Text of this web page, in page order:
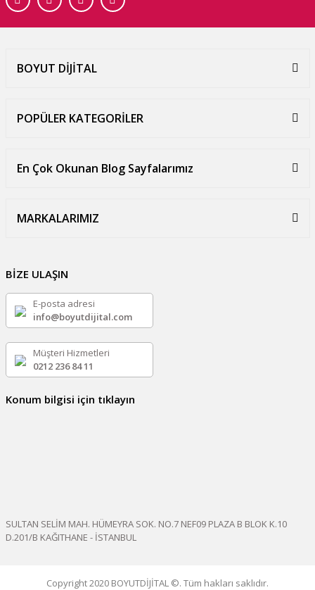
BOYUT DİJİTAL
POPÜLER KATEGORİLER
En Çok Okunan Blog Sayfalarımız
MARKALARIMIZ
BİZE ULAŞIN
E-posta adresi
info@boyutdijital.com
Müşteri Hizmetleri
0212 236 84 11
Konum bilgisi için tıklayın
SULTAN SELİM MAH. HÜMEYRA SOK. NO.7 NEF09 PLAZA B BLOK K.10
D.201/B KAĞITHANE - İSTANBUL
Copyright 2020 BOYUTDİJİTAL ©. Tüm hakları saklıdır.